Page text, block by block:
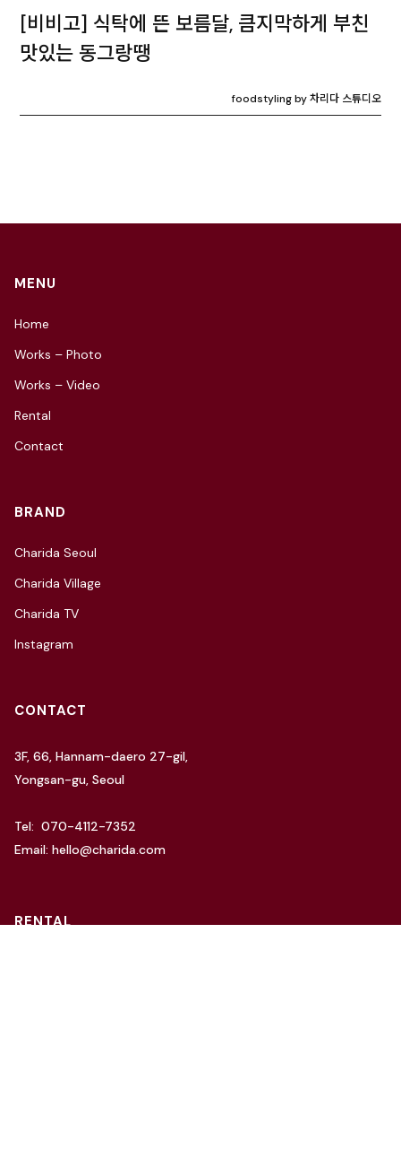
[비비고] 식탁에 뜬 보름달, 큼지막하게 부친
맛있는 동그랑땡
foodstyling by 차리다 스튜디오
MENU
Home
Works – Photo
Works – Video
Rental
Contact
BRAND
Charida Seoul
Charida Village
Charida TV
Instagram
CONTACT
3F, 66, Hannam-daero 27-gil,
Yongsan-gu, Seoul
Tel: 070-4112-7352
Email: hello@charida.com
RENTAL